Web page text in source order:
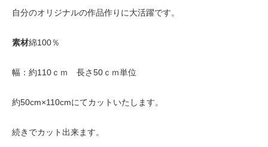
自分のオリジナルの作品作りに大活躍です。
素材綿100％
幅：約110ｃｍ 長さ50ｃｍ単位
約50cm×110cmにてカットいたします。
続きでカット出来ます。